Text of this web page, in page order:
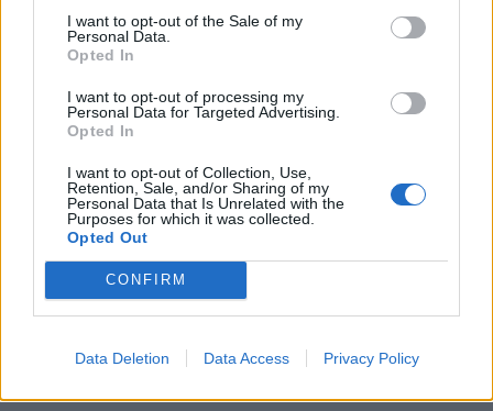
I want to opt-out of the Sale of my
Personal Data.
Opted In
I want to opt-out of processing my
Personal Data for Targeted Advertising.
Opted In
I want to opt-out of Collection, Use,
Retention, Sale, and/or Sharing of my
Personal Data that Is Unrelated with the
Purposes for which it was collected.
Opted Out
CONFIRM
Data Deletion Data Access Privacy Policy
Για να είναι πιο αποτελεσματικά τα φάρμακα για
τη ναυτία,
τουλάχιστον μία ώραπριν από το ταξίδι,
καταλήγει ο ΕΟΔΥ.
Φωτογραφία: iStock